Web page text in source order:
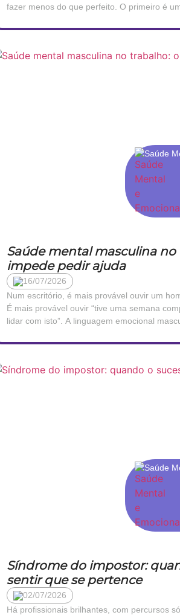
fazer menos do que perfeito. O primeiro é
Saúde
Saúde mental masculina
impede pedir ajuda
16/07/2026
Num escritório, é mais provável ouvir um
É mais provável ouvir “tive uma semana
lidar com isto”. A linguagem emocional
Saúde
Síndrome do impostor:
sentir que se pertence
02/07/2026
Há profissionais brilhantes, com percursos